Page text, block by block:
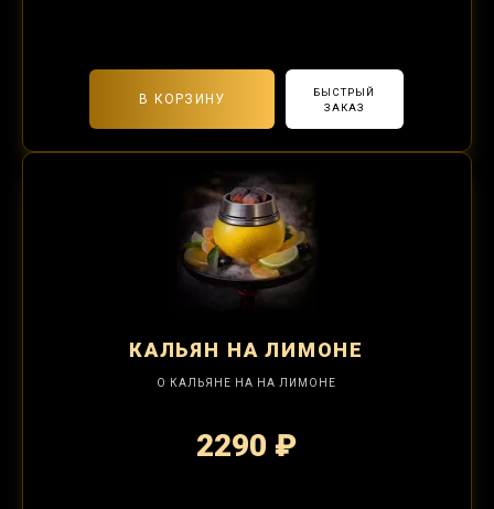
В КОРЗИНУ
БЫСТРЫЙ
ЗАКАЗ
КАЛЬЯН НА ЛИМОНЕ
О КАЛЬЯНЕ НА НА ЛИМОНЕ
2290 ₽